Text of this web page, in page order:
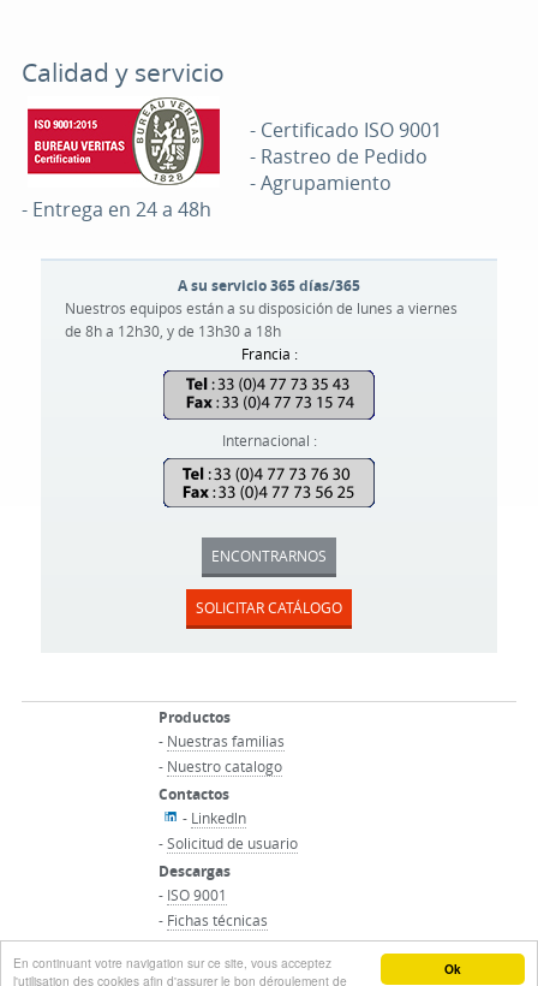
Ok
En continuant votre navigation sur ce site, vous acceptez
l'utilisation des cookies afin d'assurer le bon déroulement de
Calidad y servicio
- Certificado ISO 9001
- Rastreo de Pedido
- Agrupamiento
- Entrega en 24 a 48h
A su servicio 365 días/365
Nuestros equipos están a su disposición de lunes a viernes
de 8h a 12h30, y de 13h30 a 18h
Francia :
Internacional :
ENCONTRARNOS
SOLICITAR CATÁLOGO
Productos
- Nuestras familias
- Nuestro catalogo
Contactos
- Linkedln
-Solicitud de usuario
Descargas
- ISO 9001
- Fichas técnicas
-Condiciones generales de venta
© ACTON SAS - Todos los derechos reservados